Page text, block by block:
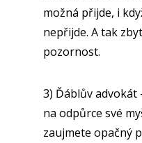
možná přijde, i
nepřijde. A tak
pozornost.
3) Ďáblův advokát
na odpůrce své
zaujmete opačný